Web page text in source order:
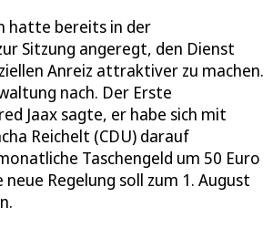
hatte bereits in der
Sitzung angeregt, den Dienst
Anreiz attraktiver zu machen.
nach. Der Erste
Jaax sagte, er habe sich mit
Reichelt (CDU) darauf
Taschengeld um 50 Euro
Regelung soll zum 1. August